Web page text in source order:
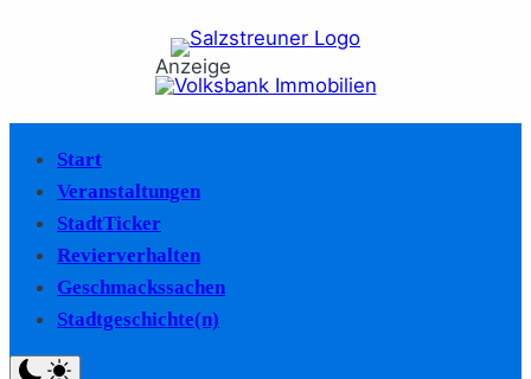
Anzeige
Start
Veranstaltungen
StadtTicker
Revierverhalten
Geschmackssachen
Stadtgeschichte(n)